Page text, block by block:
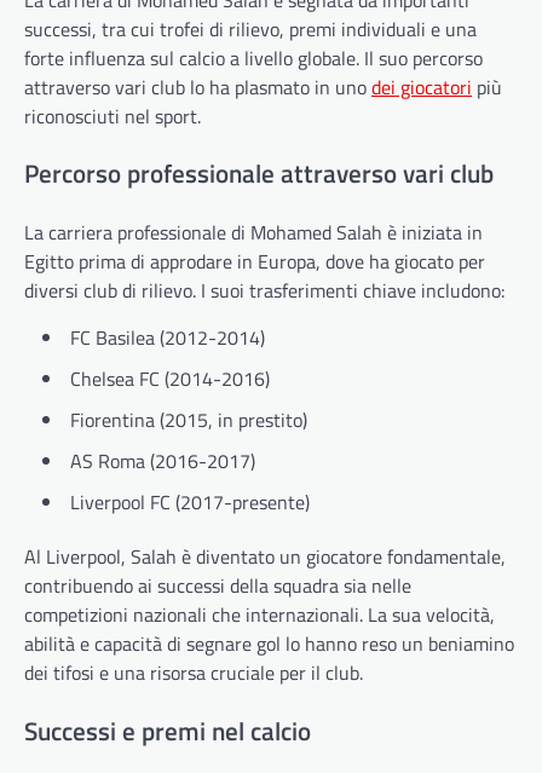
successi, tra cui trofei di rilievo, premi individuali e una
forte influenza sul calcio a livello globale. Il suo percorso
attraverso vari club lo ha plasmato in unodei giocatori più
riconosciuti nel sport.
Percorso professionale attraverso vari club
La carriera professionale di Mohamed Salah è iniziata in
Egitto prima di approdare in Europa, dove ha giocato per
diversi club di rilievo. I suoi trasferimenti chiave includono:
FC Basilea (2012-2014)
Chelsea FC (2014-2016)
Fiorentina (2015, in prestito)
AS Roma (2016-2017)
Liverpool FC (2017-presente)
Al Liverpool, Salah è diventato un giocatore fondamentale,
contribuendo ai successi della squadra sia nelle
competizioni nazionali che internazionali. La sua velocità,
abilità e capacità di segnare gol lo hanno reso un beniamino
dei tifosi e una risorsa cruciale per il club.
Successi e premi nel calcio